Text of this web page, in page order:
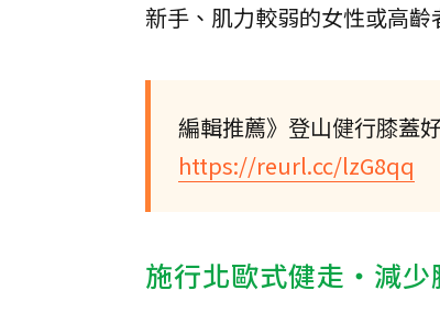
新手、肌力較弱的女性或高
編輯推薦》登山健行膝蓋
https://reurl.cc/lzG8qq
施行北歐式健走‧減少